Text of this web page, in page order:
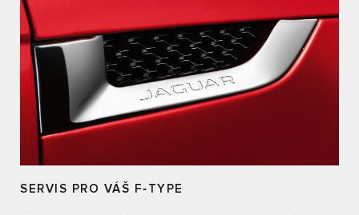
SERVIS PRO VÁŠ F‑TYPE